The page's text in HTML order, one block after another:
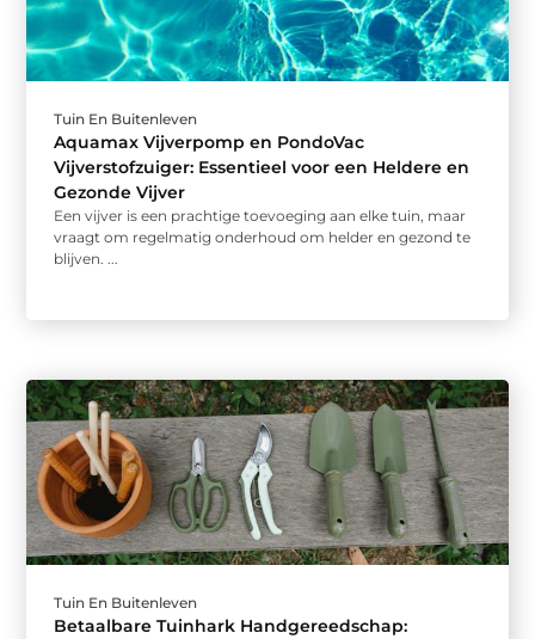
Tuin En Buitenleven
Aquamax Vijverpomp en PondoVac
Vijverstofzuiger: Essentieel voor een Heldere en
Gezonde Vijver
Een vijver is een prachtige toevoeging aan elke tuin, maar
vraagt om regelmatig onderhoud om helder en gezond te
blijven. ...
Tuin En Buitenleven
Betaalbare Tuinhark Handgereedschap: